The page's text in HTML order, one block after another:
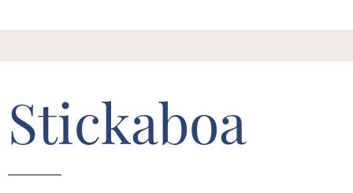
Stickaboa